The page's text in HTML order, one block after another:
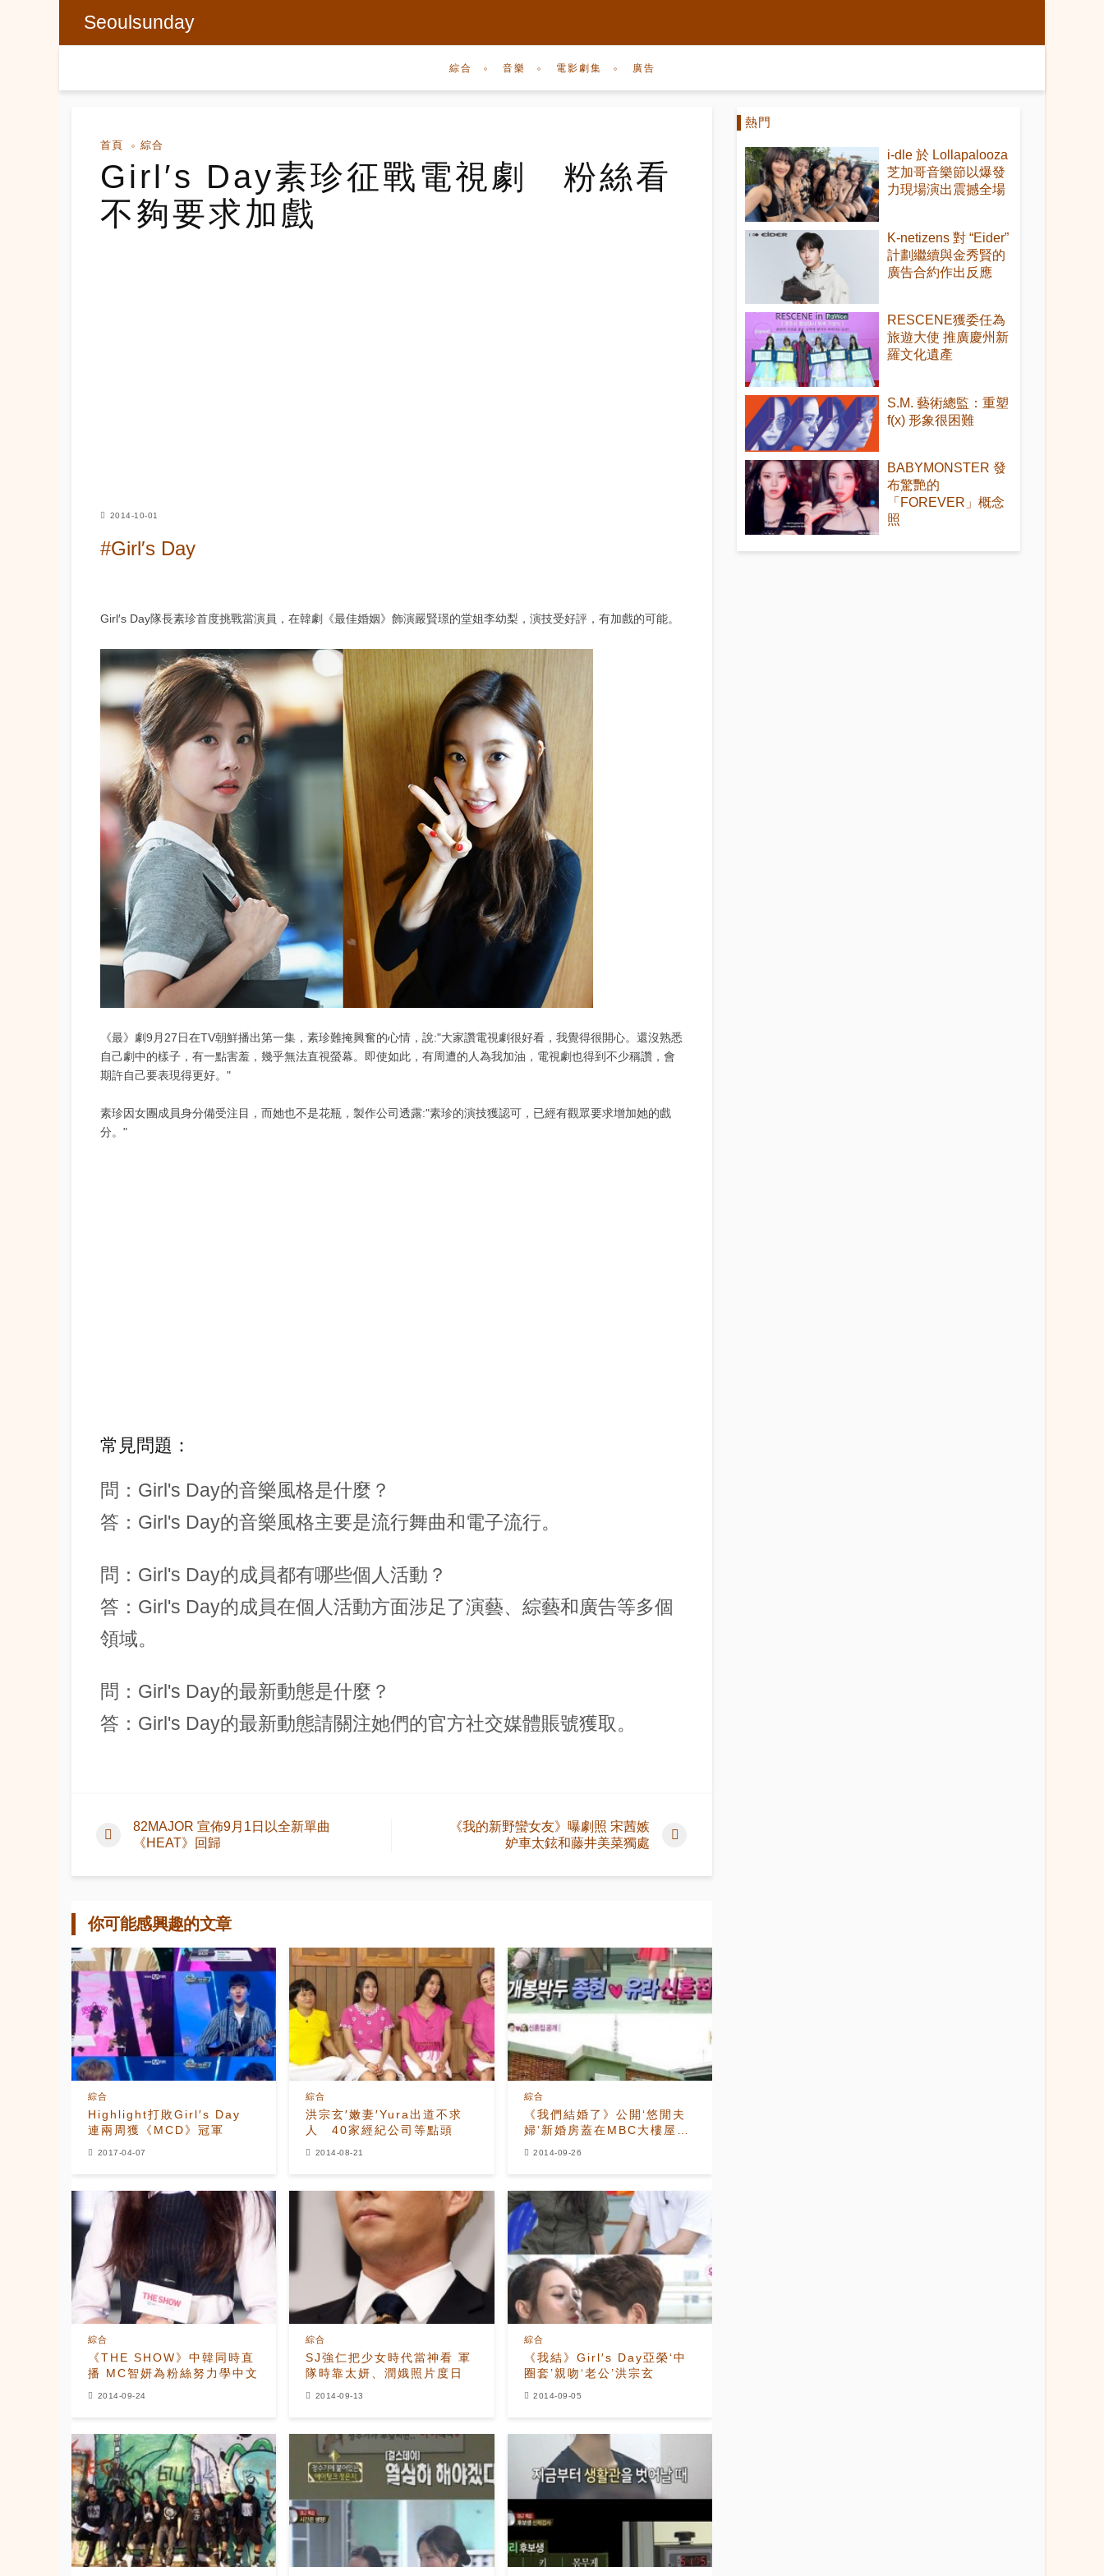
Seoulsunday
綜合 音樂 電影劇集 廣告
首頁 綜合
Girl′s Day素珍征戰電視劇 粉絲看
不夠要求加戲
2014-10-01
#Girl′s Day
Girl′s Day隊長素珍首度挑戰當演員，在韓劇《最佳婚姻》飾演嚴賢璟的堂姐李幼梨，演技受好評，有加戲的可能。
《最》劇9月27日在TV朝鮮播出第一集，素珍難掩興奮的心情，說:"大家讚電視劇很好看，我覺得很開心。還沒熟悉
自己劇中的樣子，有一點害羞，幾乎無法直視螢幕。即使如此，有周遭的人為我加油，電視劇也得到不少稱讚，會
期許自己要表現得更好。"
素珍因女團成員身分備受注目，而她也不是花瓶，製作公司透露:"素珍的演技獲認可，已經有觀眾要求增加她的戲
分。"
常見問題：
問：Girl's Day的音樂風格是什麼？
答：Girl's Day的音樂風格主要是流行舞曲和電子流行。
問：Girl's Day的成員都有哪些個人活動？
答：Girl's Day的成員在個人活動方面涉足了演藝、綜藝和廣告等多個
領域。
問：Girl's Day的最新動態是什麼？
答：Girl's Day的最新動態請關注她們的官方社交媒體賬號獲取。
82MAJOR 宣佈9月1日以全新單曲
《HEAT》回歸
《我的新野蠻女友》曝劇照 宋茜嫉
妒車太鉉和藤井美菜獨處
你可能感興趣的文章
Highlight打敗Girl′s Day
連兩周獲《MCD》冠軍
綜合
2017-04-07
洪宗玄′嫩妻′Yura出道不求
人 40家經紀公司等點頭
綜合
2014-08-21
《我們結婚了》公開‘悠閒夫
婦’新婚房蓋在MBC大樓屋頂
綜合
2014-09-26
《THE SHOW》中韓同時直
播 MC智妍為粉絲努力學中文
綜合
2014-09-24
SJ強仁把少女時代當神看 軍
隊時靠太妍、潤娥照片度日
綜合
2014-09-13
《我結》Girl′s Day亞榮‘中
圈套’親吻‘老公’洪宗玄
綜合
2014-09-05
熱門
i-dle 於 Lollapalooza
芝加哥音樂節以爆發
力現場演出震撼全場
K-netizens 對 “Eider”
計劃繼續與金秀賢的
廣告合約作出反應
RESCENE獲委任為
旅遊大使 推廣慶州新
羅文化遺產
S.M. 藝術總監：重塑
f(x) 形象很困難
BABYMONSTER 發
布驚艷的
「FOREVER」概念
照